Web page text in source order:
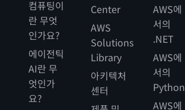
컴퓨팅이
란 무엇
인가요?
에이전틱
AI란 무
엇인가
요?
Center
AWS
Solutions
Library
아키텍처
센터
AWS에
서의
.NET
AWS에
서의
Python
AWS에